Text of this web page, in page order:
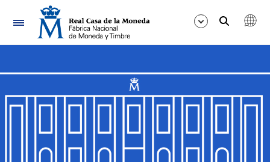
Navegació
Mostra/Amaga
Mostra/Amaga